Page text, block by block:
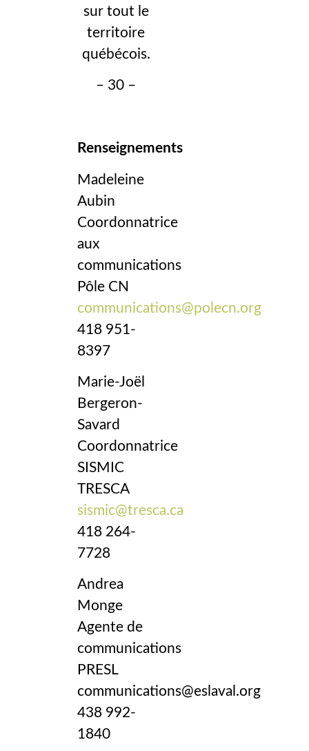
sur tout le
territoire
québécois.
– 30 –
Renseignements
Madeleine
Aubin
Coordonnatrice
aux
communications
Pôle CN
communications@polecn.org
418 951-
8397
Marie-Joël
Bergeron-
Savard
Coordonnatrice
SISMIC
TRESCA
sismic@tresca.ca
418 264-
7728
Andrea
Monge
Agente de
communications
PRESL
communications@eslaval.org
438 992-
1840